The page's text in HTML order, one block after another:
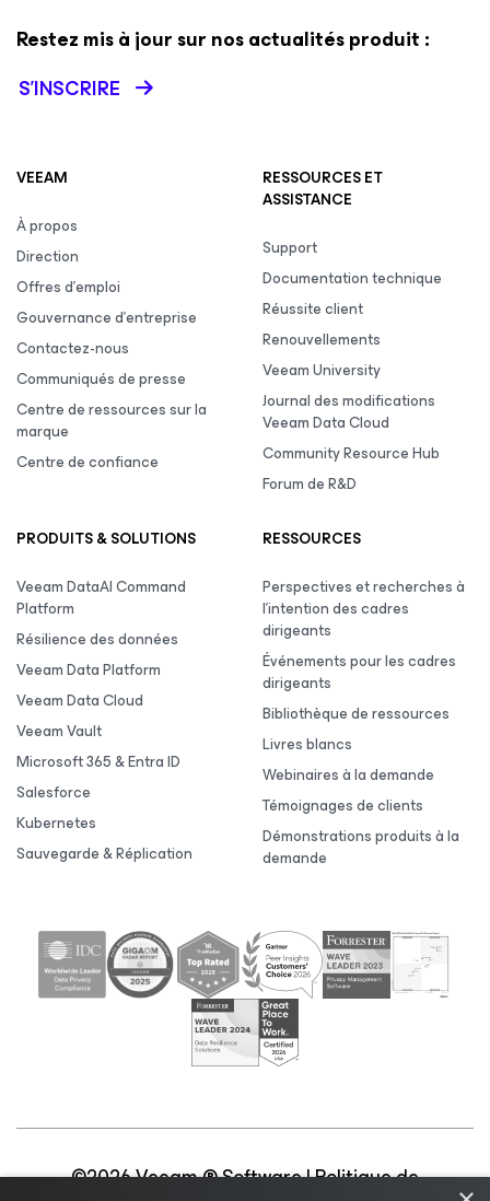
Restez mis à jour sur nos actualités produit :
S’INSCRIRE
VEEAM
À propos
Direction
Offres d’emploi
Gouvernance d’entreprise
Contactez-nous
Communiqués de presse
Centre de ressources sur la
marque
Centre de confiance
RESSOURCES ET
ASSISTANCE
Support
Documentation technique
Réussite client
Renouvellements
Veeam University
Journal des modifications
Veeam Data Cloud
Community Resource Hub
Forum de R&D
PRODUITS & SOLUTIONS
Veeam DataAI Command
Platform
Résilience des données
Veeam Data Platform
Veeam Data Cloud
Veeam Vault
Microsoft 365 & Entra ID
Salesforce
Kubernetes
Sauvegarde & Réplication
RESSOURCES
Perspectives et recherches à
l’intention des cadres
dirigeants
Événements pour les cadres
dirigeants
Bibliothèque de ressources
Livres blancs
Webinaires à la demande
Témoignages de clients
Démonstrations produits à la
demande
©2026 Veeam ® Software |Politique de